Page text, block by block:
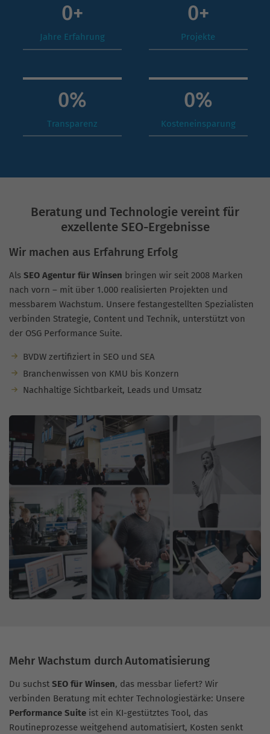
0+
Jahre Erfahrung
0+
Projekte
0%
Transparenz
0%
Kosteneinsparung
Beratung und Technologie vereint für
exzellente SEO-Ergebnisse
Wir machen aus Erfahrung Erfolg
Als SEO Agentur für Winsen bringen wir seit 2008 Marken
nach vorn – mit über 1.000 realisierten Projekten und
messbarem Wachstum. Unsere festangestellten Spezialisten
verbinden Strategie, Content und Technik, unterstützt von
der OSG Performance Suite.
BVDW zertifiziert in SEO und SEA
Branchenwissen von KMU bis Konzern
Nachhaltige Sichtbarkeit, Leads und Umsatz
Mehr Wachstum durch Automatisierung
Du suchst SEO für Winsen, das messbar liefert? Wir
verbinden Beratung mit echter Technologiestärke: Unsere
Performance Suite ist ein KI-gestütztes Tool, das
Routineprozesse weitgehend automatisiert, Kosten senkt